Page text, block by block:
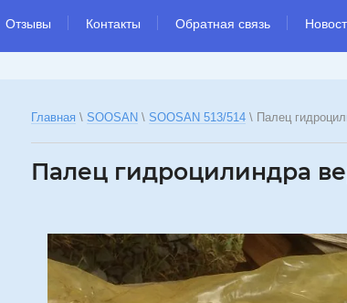
Отзывы Контакты Обратная связь
Главная \ SOOSAN \ SOOSAN 513/514 \ Палец
Палец гидроцилиндра